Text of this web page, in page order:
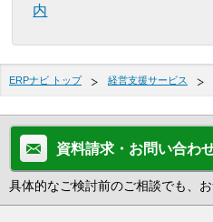
内
ERPナビ トップ 経営支援サービス
資料請求・お問い合わ
具体的なご検討前のご相談でも、